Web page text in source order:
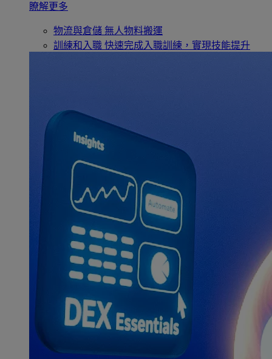
瞭解更多
物流與倉儲 無人物料搬運
訓練和入職 快速完成入職訓練，實現技能提升